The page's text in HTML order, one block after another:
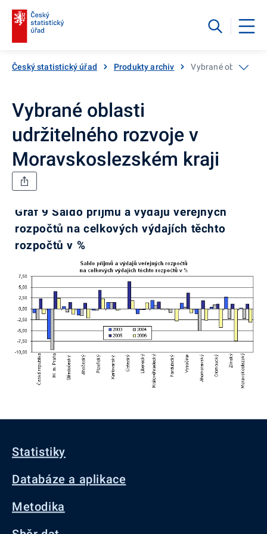
Český statistický úřad Produkty archiv Vybrané oblasti
Vybrané oblasti
udržitelného rozvoje v
Moravskoslezském kraji
Graf 9 Saldo příjmů a výdajů veřejných
rozpočtů na celkových výdajích těchto
rozpočtů v %
Statistiky
Databáze a aplikace
Metodika